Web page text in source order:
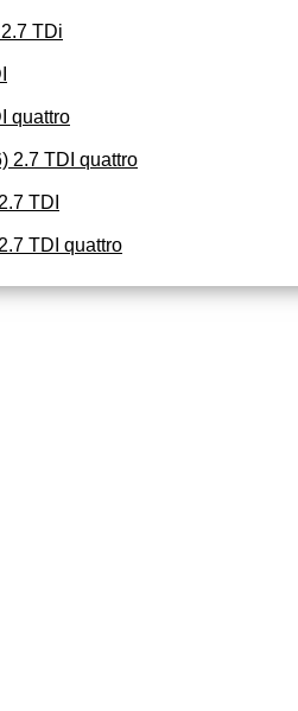
TDi
quattro
2.7 TDI quattro
TDI
TDI quattro